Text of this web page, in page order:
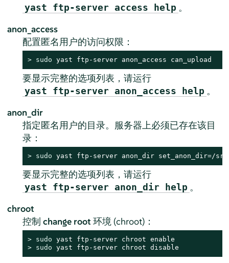
yast ftp-server access help 。
anon_access
配置匿名用户的访问权限：
> sudo yast ftp-server anon_access can_upload
要显示完整的选项列表，请运行
yast ftp-server anon_access help 。
anon_dir
指定匿名用户的目录。服务器上必须已存在该目
录：
> sudo yast ftp-server anon_dir set_anon_dir=/
要显示完整的选项列表，请运行
yast ftp-server anon_dir help 。
chroot
控制 change root 环境 (chroot)：
> sudo
> sudo yast ftp-server chroot disable